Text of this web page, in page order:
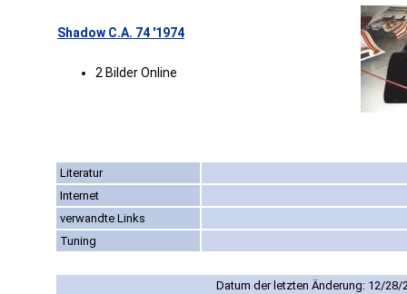
Shadow C.A. 74 '1974
2 Bilder Online
Literatur
Internet
verwandte Links
Tuning
Datum der letzten Änderung: 12/28/